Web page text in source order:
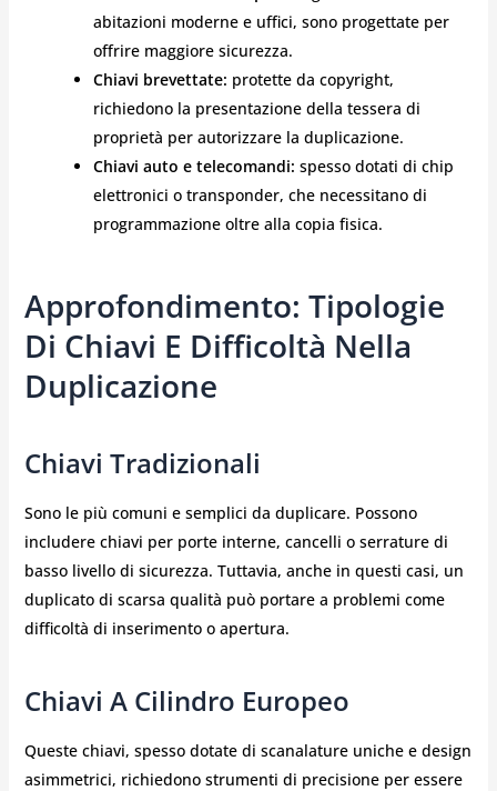
abitazioni moderne e uffici, sono progettate per
offrire maggiore sicurezza.
Chiavi brevettate: protette da copyright,
richiedono la presentazione della tessera di
proprietà per autorizzare la duplicazione.
Chiavi auto e telecomandi: spesso dotati di chip
elettronici o transponder, che necessitano di
programmazione oltre alla copia fisica.
Approfondimento: Tipologie
Di Chiavi E Difficoltà Nella
Duplicazione
Chiavi Tradizionali
Sono le più comuni e semplici da duplicare. Possono
includere chiavi per porte interne, cancelli o serrature di
basso livello di sicurezza. Tuttavia, anche in questi casi, un
duplicato di scarsa qualità può portare a problemi come
difficoltà di inserimento o apertura.
Chiavi A Cilindro Europeo
Queste chiavi, spesso dotate di scanalature uniche e design
asimmetrici, richiedono strumenti di precisione per essere